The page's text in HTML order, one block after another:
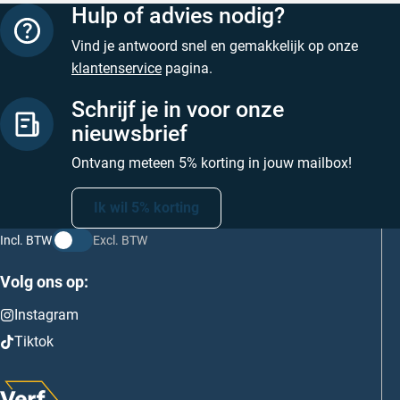
Hulp of advies nodig?
Vind je antwoord snel en gemakkelijk op onze
klantenservice pagina.
Schrijf je in voor onze
nieuwsbrief
Ontvang meteen 5% korting in jouw mailbox!
Ik wil 5% korting
Incl. BTW Excl. BTW
Volg ons op:
Instagram
Tiktok